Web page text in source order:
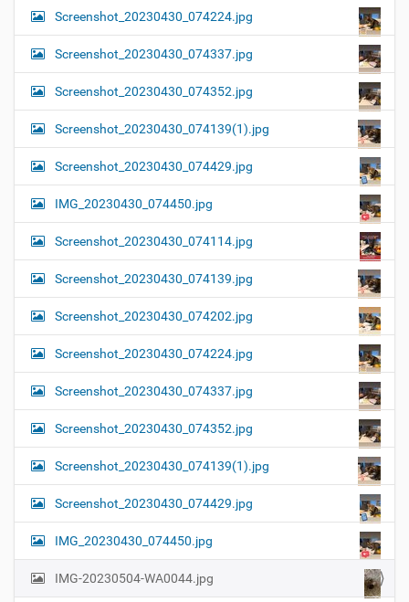
Screenshot_20230430_074224.jpg
Screenshot_20230430_074337.jpg
Screenshot_20230430_074352.jpg
Screenshot_20230430_074139(1).jpg
Screenshot_20230430_074429.jpg
IMG_20230430_074450.jpg
Screenshot_20230430_074114.jpg
Screenshot_20230430_074139.jpg
Screenshot_20230430_074202.jpg
Screenshot_20230430_074224.jpg
Screenshot_20230430_074337.jpg
Screenshot_20230430_074352.jpg
Screenshot_20230430_074139(1).jpg
Screenshot_20230430_074429.jpg
IMG_20230430_074450.jpg
IMG-20230504-WA0044.jpg